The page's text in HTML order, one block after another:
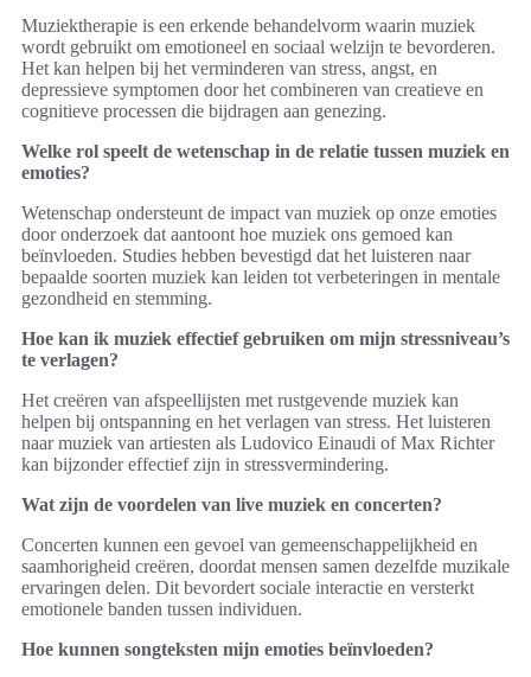
Muziektherapie is een erkende behandelvorm waarin muziek
wordt gebruikt om emotioneel en sociaal welzijn te bevorderen.
Het kan helpen bij het verminderen van stress, angst, en
depressieve symptomen door het combineren van creatieve en
cognitieve processen die bijdragen aan genezing.
Welke rol speelt de wetenschap in de relatie tussen muziek en
emoties?
Wetenschap ondersteunt de impact van muziek op onze emoties
door onderzoek dat aantoont hoe muziek ons gemoed kan
beïnvloeden. Studies hebben bevestigd dat het luisteren naar
bepaalde soorten muziek kan leiden tot verbeteringen in mentale
gezondheid en stemming.
Hoe kan ik muziek effectief gebruiken om mijn stressniveau’s
te verlagen?
Het creëren van afspeellijsten met rustgevende muziek kan
helpen bij ontspanning en het verlagen van stress. Het luisteren
naar muziek van artiesten als Ludovico Einaudi of Max Richter
kan bijzonder effectief zijn in stressvermindering.
Wat zijn de voordelen van live muziek en concerten?
Concerten kunnen een gevoel van gemeenschappelijkheid en
saamhorigheid creëren, doordat mensen samen dezelfde muzikale
ervaringen delen. Dit bevordert sociale interactie en versterkt
emotionele banden tussen individuen.
Hoe kunnen songteksten mijn emoties beïnvloeden?